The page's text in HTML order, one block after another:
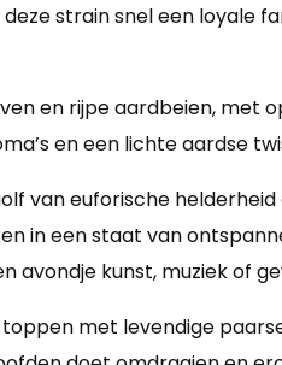
strain snel een loyale
en rijpe aardbeien, met
en een lichte aardse
van euforische
in een staat van
avondje kunst, muziek of
met levendige